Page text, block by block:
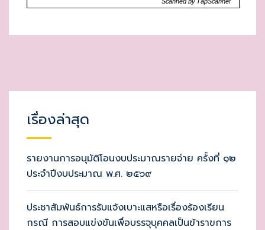
เรื่องล่าสุด
รายงานการอนุมัติโอนงบประมาณรายจ่าย ครั้งที่ ๑๒
ประจำปีงบประมาณ พ.ศ. ๒๕๖๙
ประชาสัมพันธ์การรับแจ้งเบาะแสหรือเรื่องร้องเรียน
กรณี การสอบแข่งขันเพื่อบรรจุบุคคลเป็นข้าราขการ